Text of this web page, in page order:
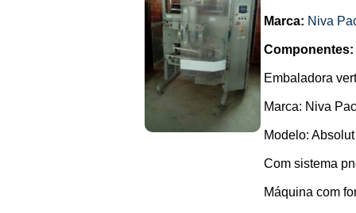
Marca: Niva
Componentes:
Embaladora
Marca: Niva
Modelo:
Com sistema
Máquina com